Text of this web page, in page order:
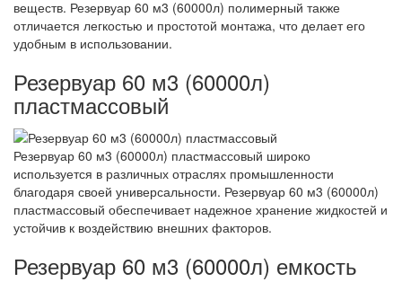
веществ. Резервуар 60 м3 (60000л) полимерный также
отличается легкостью и простотой монтажа, что делает его
удобным в использовании.
Резервуар 60 м3 (60000л)
пластмассовый
Резервуар 60 м3 (60000л) пластмассовый широко
используется в различных отраслях промышленности
благодаря своей универсальности. Резервуар 60 м3 (60000л)
пластмассовый обеспечивает надежное хранение жидкостей и
устойчив к воздействию внешних факторов.
Резервуар 60 м3 (60000л) емкость